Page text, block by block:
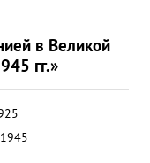
в Великой
гг.»